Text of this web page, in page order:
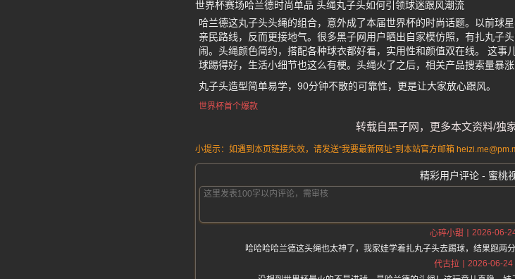
世界杯赛场哈兰德时尚单品 头绳丸子头如何引领球迷跟风潮流
哈兰德这丸子头头绳的组合，意外成了本届世界杯的时尚话题。以前球
亲民路线，反而更接地气。很多黑子网用户晒出自家模仿照，有扎丸子
闹。头绳颜色简约，搭配各种球衣都好看，实用性和颜值双在线。 这事
球踢得好，生活小细节也这么有梗。头绳火了之后，相关产品搜索量暴涨
丸子头造型简单易学，90分钟不散的可靠性，更是让大家放心跟风。
世界杯首个爆款
转载自黑子网，更多本文资料/独
小提示：如遇到本页链接失效，请发送“我要最新网址”到本站官方邮箱
精彩用户评论 - 蜜桃
心碎小甜
2026-06-
哈哈哈哈兰德这头绳也太神了，我家娃学着扎丸子头去踢球，结果跑两
代古拉
2026-06-24